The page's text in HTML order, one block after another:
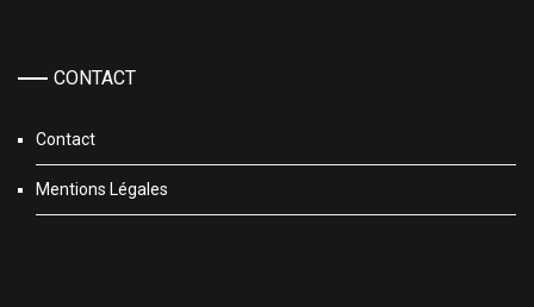
CONTACT
Contact
Mentions Légales